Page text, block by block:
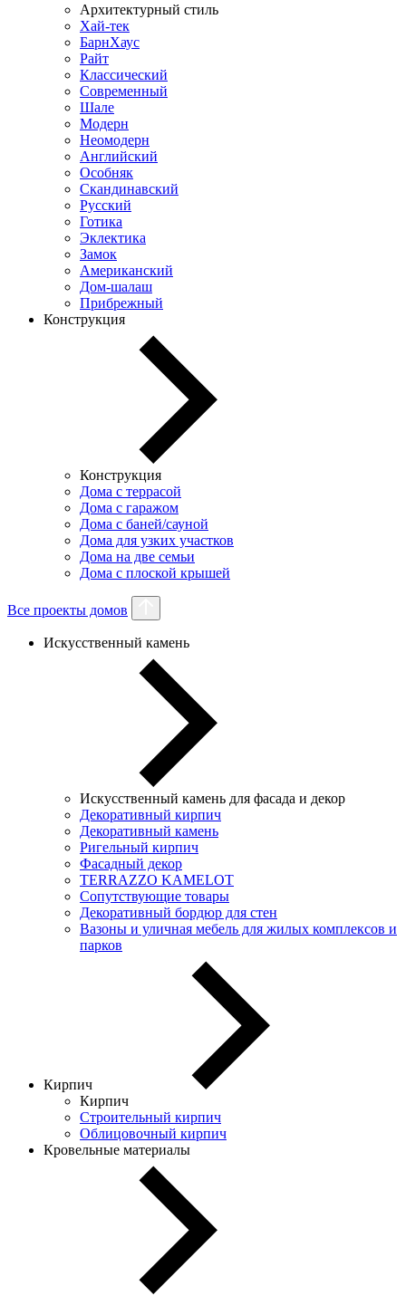
Архитектурный стиль
Хай-тек
БарнХаус
Райт
Классический
Современный
Шале
Модерн
Неомодерн
Английский
Особняк
Скандинавский
Русский
Готика
Эклектика
Замок
Американский
Дом-шалаш
Прибрежный
Конструкция
Конструкция
Дома с террасой
Дома с гаражом
Дома с баней/сауной
Дома для узких участков
Дома на две семьи
Дома с плоской крышей
Все проекты домов
Искусственный камень
Искусственный камень для фасада и декор
Декоративный кирпич
Декоративный камень
Ригельный кирпич
Фасадный декор
TERRAZZO KAMELOT
Сопутствующие товары
Декоративный бордюр для стен
Вазоны и уличная мебель для жилых комплексов и
парков
Кирпич
Кирпич
Строительный кирпич
Облицовочный кирпич
Кровельные материалы